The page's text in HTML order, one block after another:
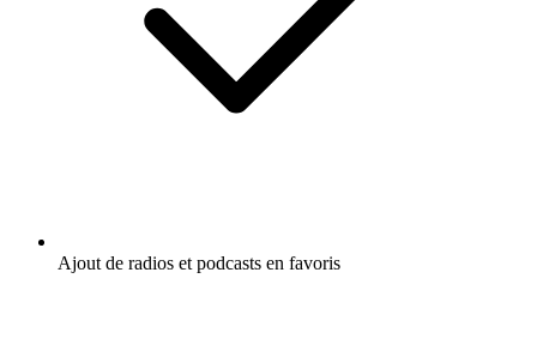
Ajout de radios et podcasts en favoris